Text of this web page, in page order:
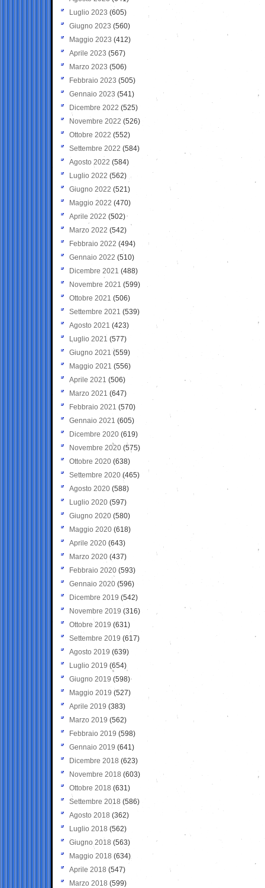
Luglio 2023 (605)
Giugno 2023 (560)
Maggio 2023 (412)
Aprile 2023 (567)
Marzo 2023 (506)
Febbraio 2023 (505)
Gennaio 2023 (541)
Dicembre 2022 (525)
Novembre 2022 (526)
Ottobre 2022 (552)
Settembre 2022 (584)
Agosto 2022 (584)
Luglio 2022 (562)
Giugno 2022 (521)
Maggio 2022 (470)
Aprile 2022 (502)
Marzo 2022 (542)
Febbraio 2022 (494)
Gennaio 2022 (510)
Dicembre 2021 (488)
Novembre 2021 (599)
Ottobre 2021 (506)
Settembre 2021 (539)
Agosto 2021 (423)
Luglio 2021 (577)
Giugno 2021(559)
Maggio 2021 (556)
Aprile 2021 (506)
Marzo 2021 (647)
Febbraio 2021 (570)
Gennaio 2021 (605)
Dicembre 2020 (619)
Novembre 2020 (575)
Ottobre 2020 (638)
Settembre 2020(465)
Agosto 2020 (588)
Luglio 2020 (597)
Giugno 2020 (580)
Maggio 2020 (618)
Aprile 2020 (643)
Marzo 2020 (437)
Febbraio 2020 (593)
Gennaio 2020 (596)
Dicembre 2019 (542)
Novembre 2019 (316)
Ottobre 2019 (631)
Settembre 2019 (617)
Agosto 2019 (639)
Luglio 2019 (654)
Giugno 2019 (598)
Maggio 2019 (527)
Aprile 2019 (383)
Marzo 2019 (562)
Febbraio 2019 (598)
Gennaio 2019 (641)
Dicembre 2018 (623)
Novembre 2018 (603)
Ottobre 2018 (631)
Settembre 2018 (586)
Agosto 2018 (362)
Luglio 2018 (562)
Giugno 2018 (563)
Maggio 2018 (634)
Aprile 2018 (547)
Marzo 2018 (599)